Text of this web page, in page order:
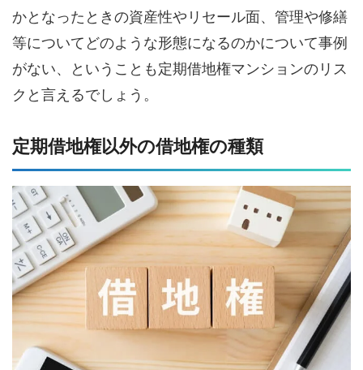
かとなったときの資産性やリセール面、管理や修繕
等についてどのような形態になるのかについて事例
がない、ということも定期借地権マンションのリス
クと言えるでしょう。
定期借地権以外の借地権の種類